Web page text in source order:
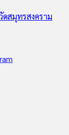
ดสมุทรสงคราม